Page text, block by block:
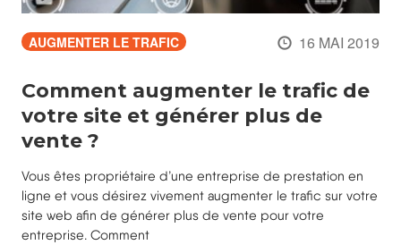
AUGMENTER LE TRAFIC 16 MAI 2019
Comment augmenter le trafic de
votre site et générer plus de
vente ?
Vous êtes propriétaire d’une entreprise de prestation en
ligne et vous désirez vivement augmenter le trafic sur votre
site web afin de générer plus de vente pour votre
entreprise. Comment